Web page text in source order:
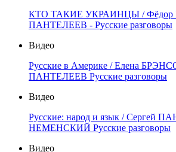
КТО ТАКИЕ УКРАИНЦЫ / Фёдор
ПАНТЕЛЕЕВ - Русские разговоры
Видео
Русские в Америке / Елена
ПАНТЕЛЕЕВ Русские разговоры
Видео
Русские: народ и язык / Сергей
НЕМЕНСКИЙ Русские разговоры
Видео